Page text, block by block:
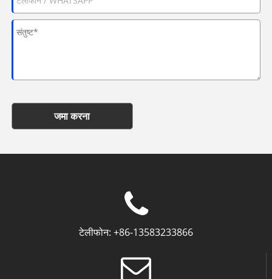
जमा करना
टेलीफोन: +86-13583233866